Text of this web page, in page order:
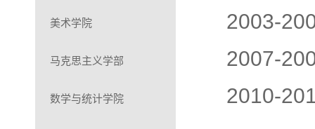
美术学院
马克思主义学部
数学与统计学院
2003-
2007-
2010-